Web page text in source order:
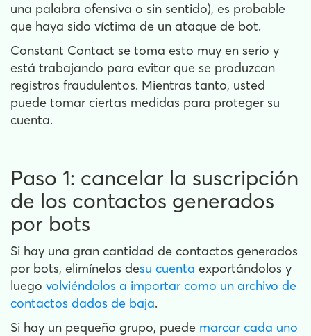
una palabra ofensiva o sin sentido), es probable
que haya sido víctima de un ataque de bot.
Constant Contact se toma esto muy en serio y
está trabajando para evitar que se produzcan
registros fraudulentos. Mientras tanto, usted
puede tomar ciertas medidas para proteger su
cuenta.
Paso 1: cancelar la suscripción
de los contactos generados
por bots
Si hay una gran cantidad de contactos generados
por bots, elimínelos desu cuenta exportándolos y
luego volviéndolos a importar como un archivo de
contactos dados de baja.
Si hay un pequeño grupo, puede marcar cada uno